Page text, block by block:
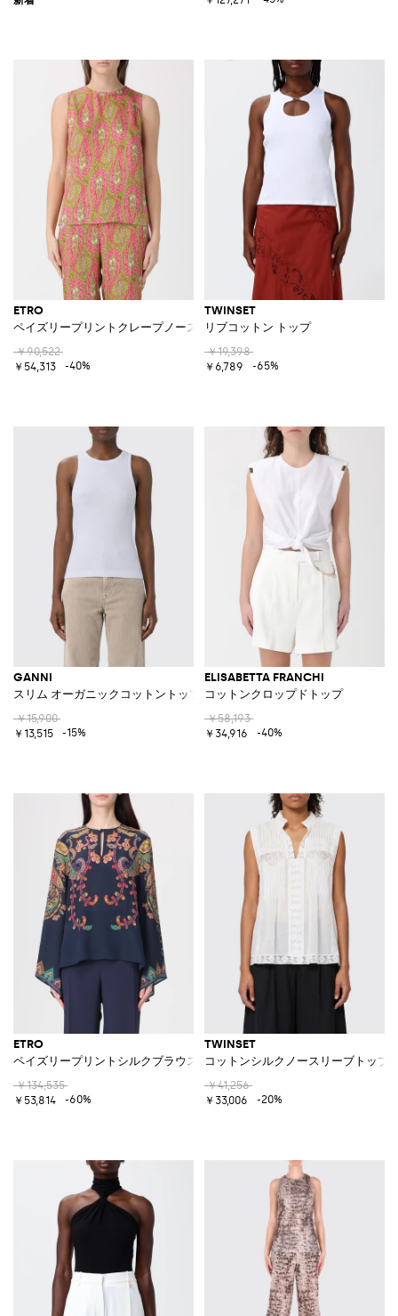
ETRO
ペイズリープリントクレープノースリーブトップ
￥90,522
￥54,313
-40%
TWINSET
リブコットン トップ
￥19,398
￥6,789
-65%
GANNI
スリム オーガニックコットントップ
￥15,900
￥13,515
-15%
ELISABETTA FRANCHI
コットンクロップドトップ
￥58,193
￥34,916
-40%
ETRO
ペイズリープリントシルクブラウス
￥134,535
￥53,814
-60%
TWINSET
コットンシルクノースリーブトップ
￥41,256
￥33,006
-20%